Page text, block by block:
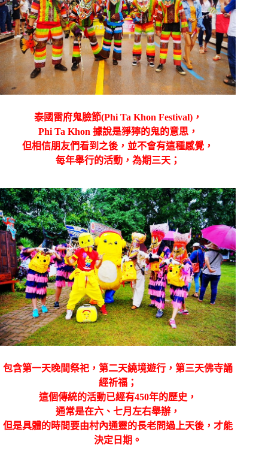
泰國雷府鬼臉節(Phi Ta Khon Festival)，
Phi Ta Khon 據說是猙獰的鬼的意思，
但相信朋友們看到之後，並不會有這種感覺，
每年舉行的活動，為期三天；
包含第一天晚間祭祀，第二天繞境遊行，第三天佛寺誦
經祈福；
這個傳統的活動已經有450年的歷史，
通常是在六、七月左右舉辦，
但是具體的時間要由村內通靈的長老問過上天後，才能
決定日期。